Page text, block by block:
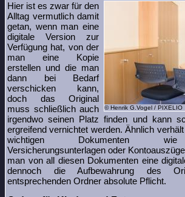
© Henrik G.Vogel / PIXELIO
Hier ist es zwar für den
Alltag vermutlich damit
getan, wenn man eine
digitale Version zur
Verfügung hat, von der
man eine Kopie
erstellen und die man
dann bei Bedarf
verschicken kann,
doch das Original
muss schließlich auch
irgendwo seinen Platz finden und kann
ergreifend vernichtet werden. Ähnlich
wichtigen Dokumenten wie
Versicherungsunterlagen oder
man von all diesen Dokumenten eine
dennoch die Aufbewahrung des
entsprechenden Ordner absolute Pflicht.